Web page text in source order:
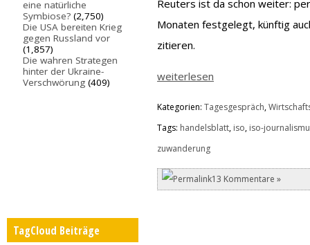
eine natürliche
Symbiose? (2,750)
Die USA bereiten Krieg
gegen Russland vor
(1,857)
Die wahren Strategen
hinter der Ukraine-
Verschwörung (409)
TagCloud Beiträge
Reuters ist da schon weiter:
Monaten festgelegt, künftig
zitieren.
weiterlesen
Kategorien:Tagesgespräch,
Tags: handelsblatt, iso, iso-
zuwanderung
13 Kommentare »